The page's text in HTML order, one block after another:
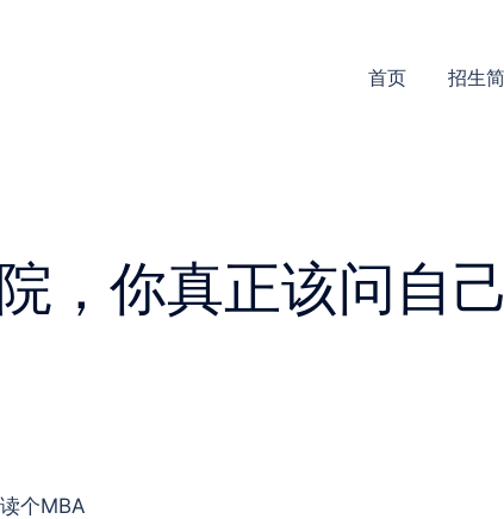
首页 招生
，你真正该问自
个MBA